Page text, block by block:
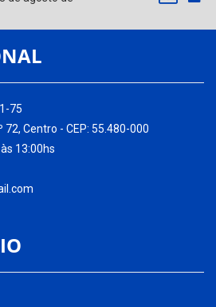
75
72, Centro - CEP: 55.480-000
13:00hs